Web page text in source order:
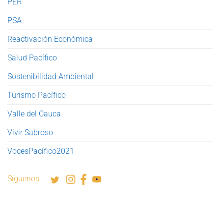
PER
PSA
Reactivación Económica
Salud Pacífico
Sostenibilidad Ambiental
Turismo Pacífico
Valle del Cauca
Vivir Sabroso
VocesPacífico2021
Síguenos